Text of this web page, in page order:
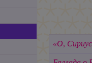
«О,